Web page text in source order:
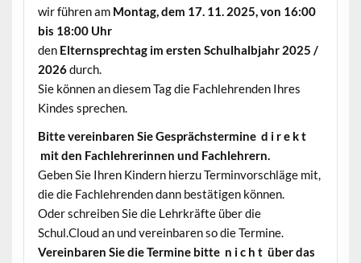
wir führen am Montag, dem 17. 11. 2025, von 16:00
bis 18:00 Uhr
den Elternsprechtag im ersten Schulhalbjahr 2025 /
2026durch.
Sie können an diesem Tag die Fachlehrenden Ihres
Kindes sprechen.
Bitte vereinbaren Sie Gesprächstermine d i r e k t
mit den Fachlehrerinnen und Fachlehrern.
Geben Sie Ihren Kindern hierzu Terminvorschläge mit,
die die Fachlehrenden dann bestätigen können.
Oder schreiben Sie die Lehrkräfte über die
Schul.Cloud an und vereinbaren so die Termine.
Vereinbaren Sie die Termine bitte n i c h t über das